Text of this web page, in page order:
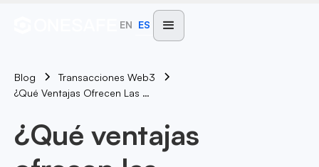
EN ES
Blog
Transacciones Web3
¿Qué Ventajas Ofrecen Las Operaciones En Bloque De Bitget Sobre Los Métodos Bancarios Tradicionales?
¿Qué ventajas